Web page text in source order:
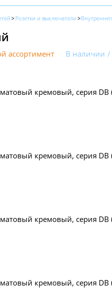
Розетки и выключатели
ассортимент В наличии
кремовый, серия DB
кремовый, серия DB
кремовый, серия DB
кремовый, серия DB